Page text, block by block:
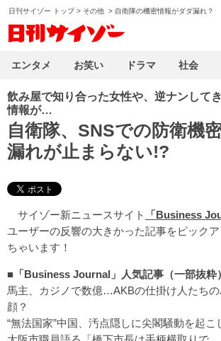
日刊サイゾー トップ> その他 > 自衛隊の機密情報がダダ漏れ？
飲み屋で知り合った女性や、逆ナンして
情報が…
自衛隊、SNSでの防衛機
漏れが止まらない!?
サイゾー新ニュースサイト 「Business
ユーザーの反響の大きかった記事をピック
ちゃいます！
■「Business Journal」人気記事（一部抜粋）
馬主、カジノで数億…AKBの仕掛け人たち
顔？
“無法国家”中国、汚点隠しに尖閣騒動を起こ
エンタメ お笑い ドラマ 社会